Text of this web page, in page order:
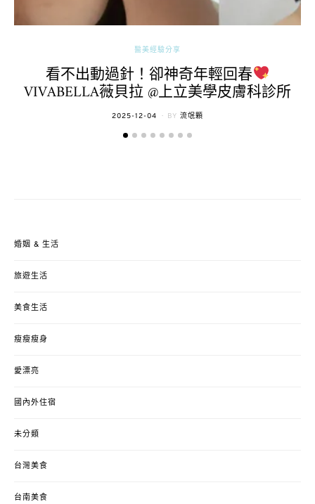
醫美經驗分享
看不出動過針！卻神奇年輕回春
VIVABELLA薇貝拉 @上立美學皮膚科診所
POSTED
2025-12-04 BY 流氓顆
婚姻 & 生活
旅遊生活
美食生活
瘦瘦瘦身
愛漂亮
國內外住宿
未分類
台灣美食
台南美食